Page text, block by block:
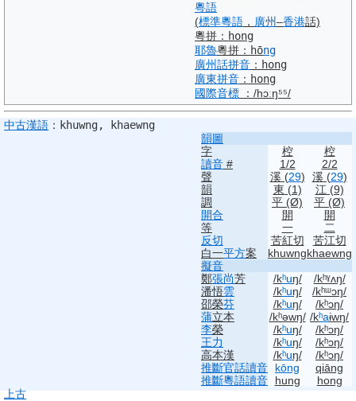
粵語
(標準粵語 ， 廣州–香港話)
粵拼 ： hong
耶魯粵拼 ： hōng
廣州話拼音 ： hong
廣東拼音 ： hong
國際音標
： /hɔːŋ⁵⁵/
中古漢語 ： khuwng, khaewng
韻圖
字
椌
椌
讀音 # 1/2
2/2
聲
溪(29) 溪(29)
韻
東 (1) 江 (9)
調
平 (Ø)
平 (Ø)
開合
開
開
等
一
二
反切
苦紅切
苦江切
白一平方案 khuwngkhaewng
擬音
鄭張尚芳 /kʰuŋ/
/kʰˠʌŋ/
潘悟雲 /kʰuŋ/
/kʰᵚɔŋ/
邵榮芬 /kʰuŋ/
/kʰɔŋ/
蒲立本 /kʰəwŋ/ /kʰaɨwŋ/
李榮 /kʰuŋ/
/kʰɔŋ/
王力
/kʰuŋ/
/kʰɔŋ/
高本漢
/kʰuŋ/
/kʰɔŋ/
推斷官話讀音 kōng
qiāng
推斷粵語讀音 hung
hong
上古